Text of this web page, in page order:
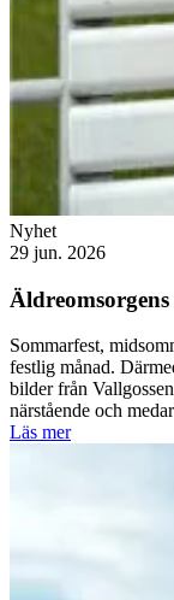
Nyhet
29 jun. 2026
Sommarfest,
festlig månad.
bilder från
närstående och
Läs mer